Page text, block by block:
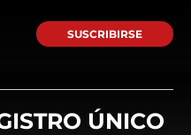
SUSCRIBIRSE
ÚNICO